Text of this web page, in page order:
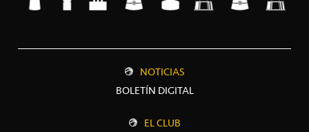
NOTICIAS
BOLETÍN DIGITAL
EL CLUB